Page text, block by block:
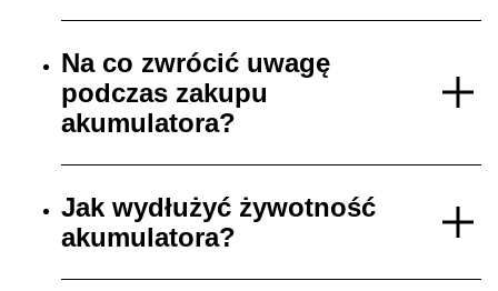
Na co zwrócić uwagę
podczas zakupu
akumulatora?
Jak wydłużyć żywotność
akumulatora?